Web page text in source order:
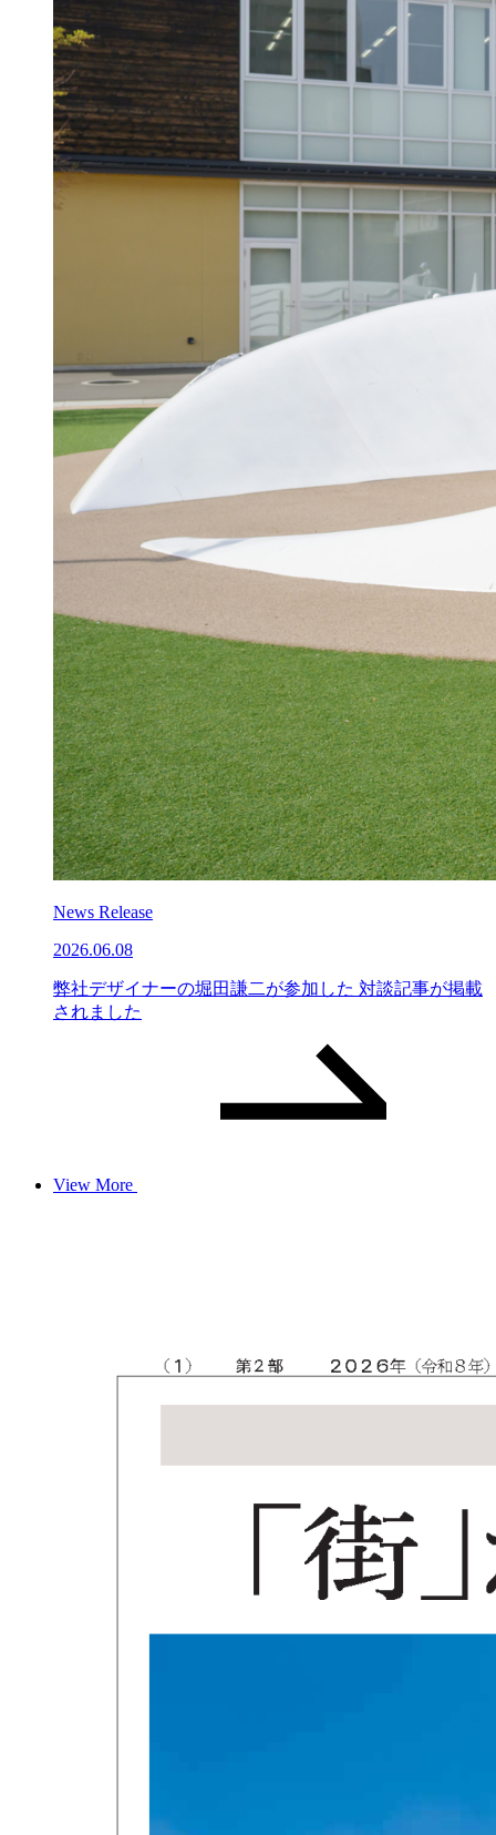
News Release
2026.06.08
弊社デザイナーの堀田謙二が参加した 対談記事が掲載
されました
View More